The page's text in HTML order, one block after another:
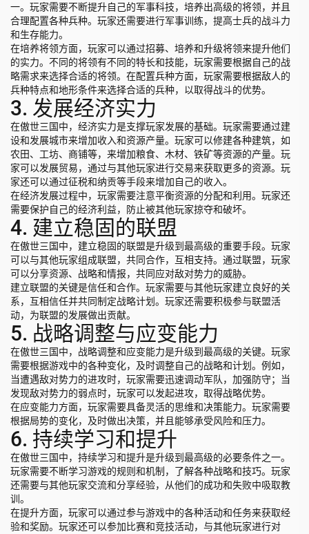
一。玩家需要不断提升自己的军事科技，培养出高级的将领，并且
合理配置各种兵种。玩家还需要进行军事训练，提高士兵的战斗力
和生存能力。
在培养将领方面，玩家可以通过招募、培养和升级将领来提升他们
的实力。不同的将领有不同的特长和技能，玩家需要根据自己的战
略需求来选择合适的将领。在配置兵种方面，玩家需要根据敌人的
兵种特点和地形条件来选择合适的兵种，以取得战斗的优势。
3. 发展经济实力
在傲世三国中，经济实力是支撑玩家发展的基础。玩家需要通过建
设和发展城市来增加收入和资源产量。玩家可以修建各种建筑，如
农田、工坊、商铺等，来增加粮食、木材、铁矿等资源的产量。玩
家可以发展贸易，通过与其他玩家进行交易来获取更多的资源。玩
家还可以通过征税和纳贡等手段来增加自己的收入。
在经济发展过程中，玩家需要注意平衡资源的分配和利用。玩家还
需要保护自己的经济利益，防止被其他玩家掠夺和破坏。
4. 建立稳固的联盟
在傲世三国中，建立稳固的联盟是升级到最高级的重要手段。玩家
可以与其他玩家组成联盟，共同合作，互相支持。通过联盟，玩家
可以分享资源、战略和情报，共同应对敌对势力的威胁。
建立联盟的关键是信任和合作。玩家需要与其他玩家建立良好的关
系，互相信任并共同制定战略计划。玩家还需要积极参与联盟活
动，为联盟的发展做出贡献。
5. 战略调整与应变能力
在傲世三国中，战略调整和应变能力是升级到最高级的关键。玩家
需要根据游戏中的各种变化，及时调整自己的战略和计划。例如，
当遭遇敌对势力的进攻时，玩家需要迅速调动军队，加强防守；当
发现敌对势力的弱点时，玩家可以发起进攻，取得战略优势。
在应变能力方面，玩家需要具备灵活的思维和决策能力。玩家需要
根据局势的变化，及时做出决策，并且能够承受风险和压力。
6. 持续学习和提升
在傲世三国中，持续学习和提升是升级到最高级的必要条件之一。
玩家需要不断学习游戏的规则和机制，了解各种战略和技巧。玩家
还需要与其他玩家交流和分享经验，从他们的成功和失败中吸取教
训。
在提升方面，玩家可以通过参与游戏中的各种活动和任务来获取经
验和奖励。玩家还可以参加比赛和竞技活动，与其他玩家进行对